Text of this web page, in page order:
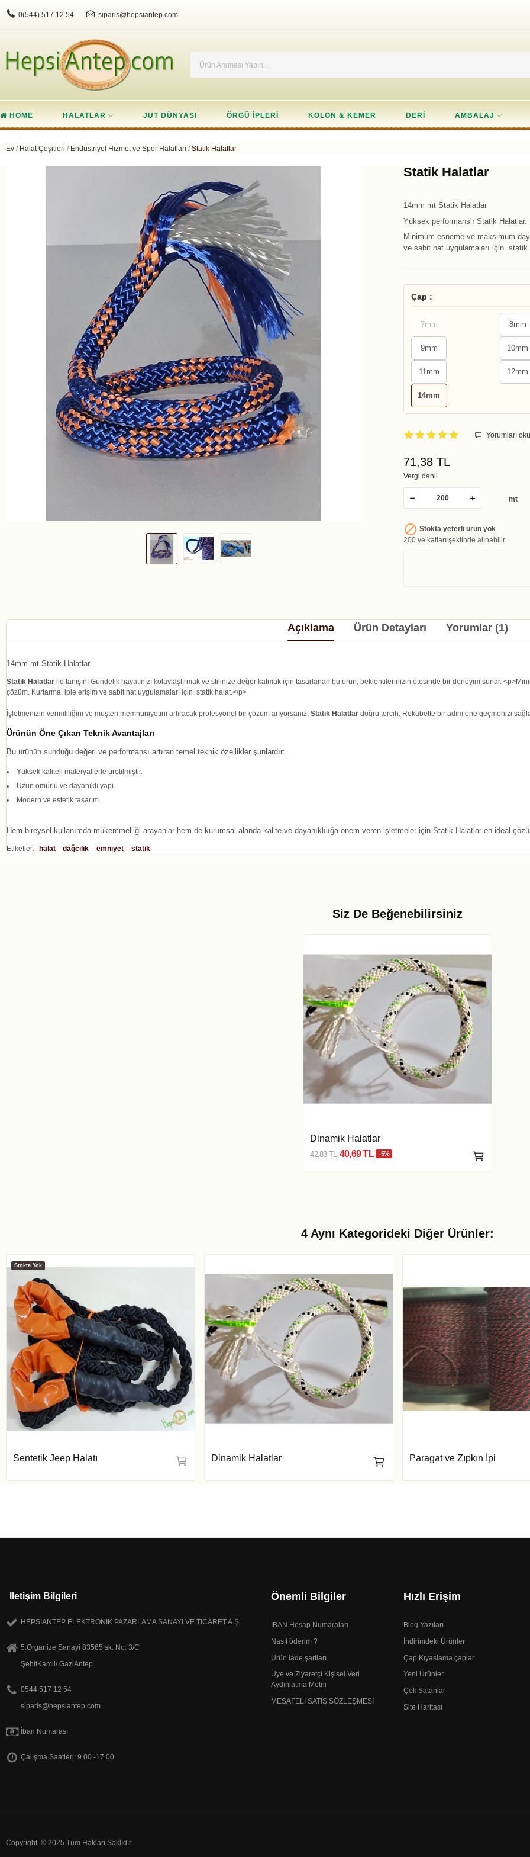
0(544) 517 12 54 siparis@hepsiantep.com
HOME HALATLAR JUT DÜNYASI ÖRGÜ IPLERI KOLON & KEMER DERI AMBALAJ
Ev Halat Çeşitleri Endüstriyel Hizmet ve Spor Halatları Statik Halatlar
Statik Halatlar
14mm mt Statik Halatlar
Yüksek performanslı Statik Halatlar.
Minimum esneme ve maksimum
ve sabit hat uygulamaları için statik
Çap :
7mm 8mm
9mm 10mm
11mm 12mm
14mm
Yorumları
71,38 TL
Vergi dahil
mt
 Stokta yeterli ürün yok
200 ve katları şeklinde alınabilir
Açıklama Ürün Detayları Yorumlar (1)
14mm mt Statik Halatlar
Statik Halatlar ile tanışın! Gündelik hayatınızı kolaylaştırmak ve stilinize değer katmak için tasarlanan bu ürün, beklentilerinizin ötesinde bir deneyim sunar.
çözüm. Kurtarma, iple erişim ve sabit hat uygulamaları için statik halat.</p>
İşletmenizin verimliliğini ve müşteri memnuniyetini artıracak profesyonel bir çözüm arıyorsanız, Statik Halatlar doğru tercih. Rekabette bir adım öne geçmenizi
Ürünün Öne Çıkan Teknik Avantajları
Bu ürünün sunduğu değeri ve performansı artıran temel teknik özellikler şunlardır:
Yüksek kaliteli materyallerle üretilmiştir.
Uzun ömürlü ve dayanıklı yapı.
Modern ve estetik tasarım.
Hem bireysel kullanımda mükemmelliği arayanlar hem de kurumsal alanda kalite ve dayanıklılığa önem veren işletmeler için Statik Halatlar en ideal
Etiketler: halat dağcılık emniyet statik
Siz De Beğenebilirsiniz
Dinamik Halatlar
42,83 TL 40,69 TL -5%
4 Aynı Kategorideki Diğer Ürünler:
Stokta Yok
Sentetik Jeep Halatı Dinamik Halatlar Paragat ve Zıpkın İpi
Iletişim Bilgileri
HEPSİANTEP ELEKTRONİK PAZARLAMA SANAYİ VE TİCARET A.Ş.
5.Organize Sanayi 83565 sk. No: 3/C
ŞehitKamil/ GaziAntep
0544 517 12 54
siparis@hepsiantep.com
İban Numarası
Çalışma Saatleri: 9.00 -17.00
Önemli Bilgiler
IBAN Hesap Numaraları
Nasıl öderim ?
Ürün iade şartları
Üye ve Ziyaretçi Kişisel Veri
Aydınlatma Metni
MESAFELİ SATIŞ SÖZLEŞMESİ
Hızlı Erişim
Blog Yazıları
İndirimdeki Ürünler
Çap Kıyaslama çaplar
Yeni Ürünler
Çok Satanlar
Site Haritası
Copyright © 2025 Tüm Hakları Saklıdır